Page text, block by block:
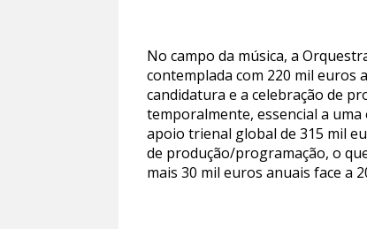
No campo da música, a
contemplada com 220 mil euros
candidatura e a celebração de
temporalmente, essencial a
apoio trienal global de 315 mil
de produção/programação, o
mais 30 mil euros anuais face a